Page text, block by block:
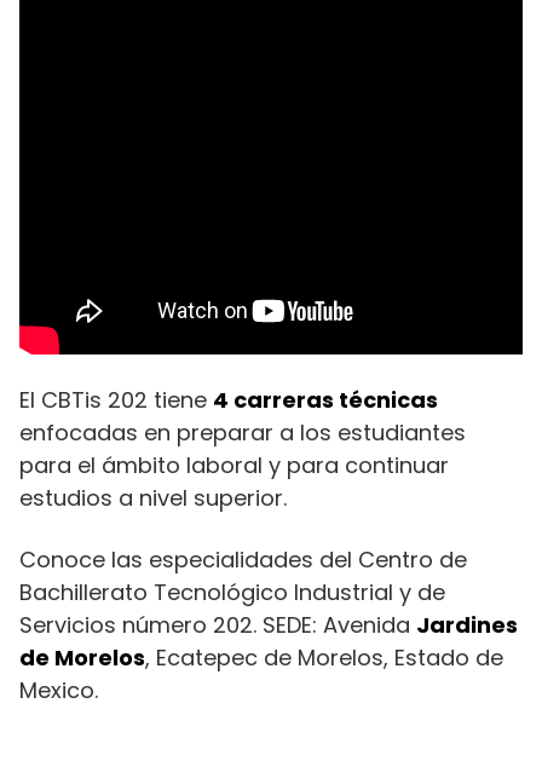
El CBTis 202 tiene 4 carreras técnicas
enfocadas en preparar a los estudiantes
para el ámbito laboral y para continuar
estudios a nivel superior.
Conoce las especialidades del Centro de
Bachillerato Tecnológico Industrial y de
Servicios número 202. SEDE: Avenida Jardines
de Morelos, Ecatepec de Morelos, Estado de
Mexico.